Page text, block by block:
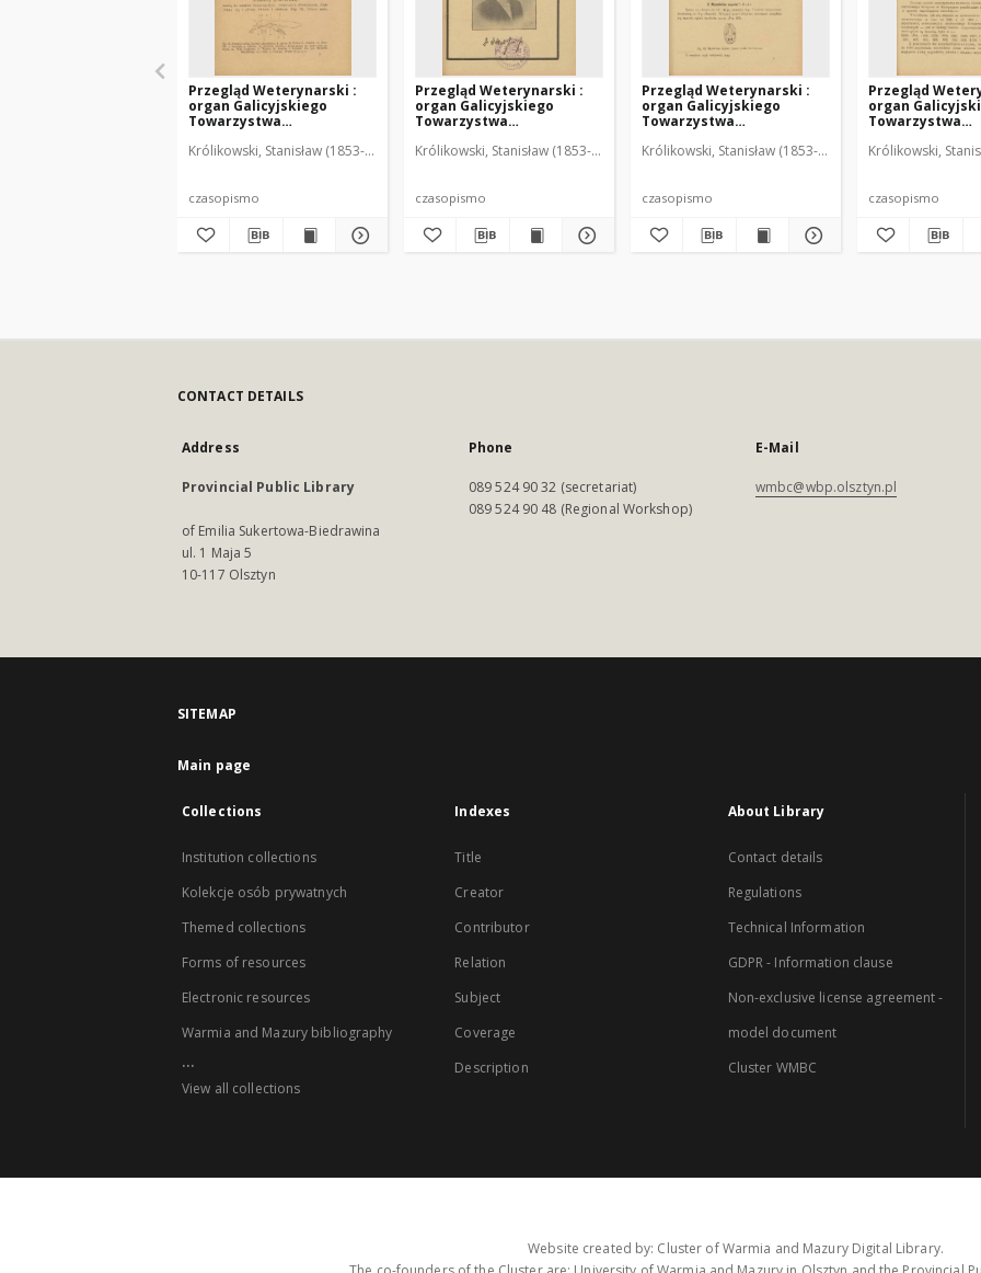
Przegląd Weterynarski :
organ Galicyjskiego
Towarzystwa
czasopismo poświęcone
Królikowski, Stanisław (1853-1924). Red.
czasopismo
Przegląd Weterynarski :
organ Galicyjskiego
Towarzystwa
czasopismo poświęcone
Królikowski, Stanisław (1853-1924). Red.
czasopismo
Przegląd Weterynarski :
organ Galicyjskiego
Towarzystwa
czasopismo poświęcone
Królikowski, Stanisław (1853-1924). Red.
czasopismo
Przegląd
organ
Towarzystwa
czasopismo
Królikowski,
czasopismo
CONTACT DETAILS
Address
Provincial Public Library
of Emilia Sukertowa-Biedrawina
ul. 1 Maja 5
10-117 Olsztyn
Phone
089 524 90 32 (secretariat)
089 524 90 48 (Regional Workshop)
E-Mail
wmbc@wbp.olsztyn.pl
SITEMAP
Main page
Collections
Institution collections
Kolekcje osób prywatnych
Themed collections
Forms of resources
Electronic resources
Warmia and Mazury bibliography
...
View all collections
Indexes
Title
Creator
Contributor
Relation
Subject
Coverage
Description
About Library
Contact details
Regulations
Technical Information
GDPR - Information clause
Non-exclusive license agreement -
model document
Cluster WMBC
Website created by: Cluster of Warmia and Mazury Digital Library.